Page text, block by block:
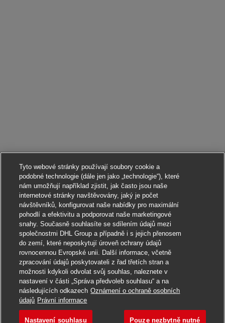
Ucházet se
Tyto webové stránky používají soubory cookie a
podobné technologie (dále jen jako „technologie“), které
nám umožňují například zjistit, jak často jsou naše
internetové stránky navštěvovány, jaký je počet
návštěvníků, konfigurovat naše nabídky pro maximální
pohodlí a efektivitu a podporovat naše marketingové
snahy. Současně souhlasíte se sdílením údajů mezi
společnostmi DHL Group a případně i s jejich přenosem
do zemí, které neposkytují úroveň ochrany údajů
rovnocennou Evropské unii. Další informace, včetně
zpracování údajů poskytovateli z řad třetích stran a
možnosti kdykoli odvolat svůj souhlas, naleznete v
nastavení v části „Správa předvoleb souhlasu“ a na
následujících odkazech Oznámení o ochraně osobních
údajů Právní informace
Nastavení souhlasu Pouze nezbytně nutné